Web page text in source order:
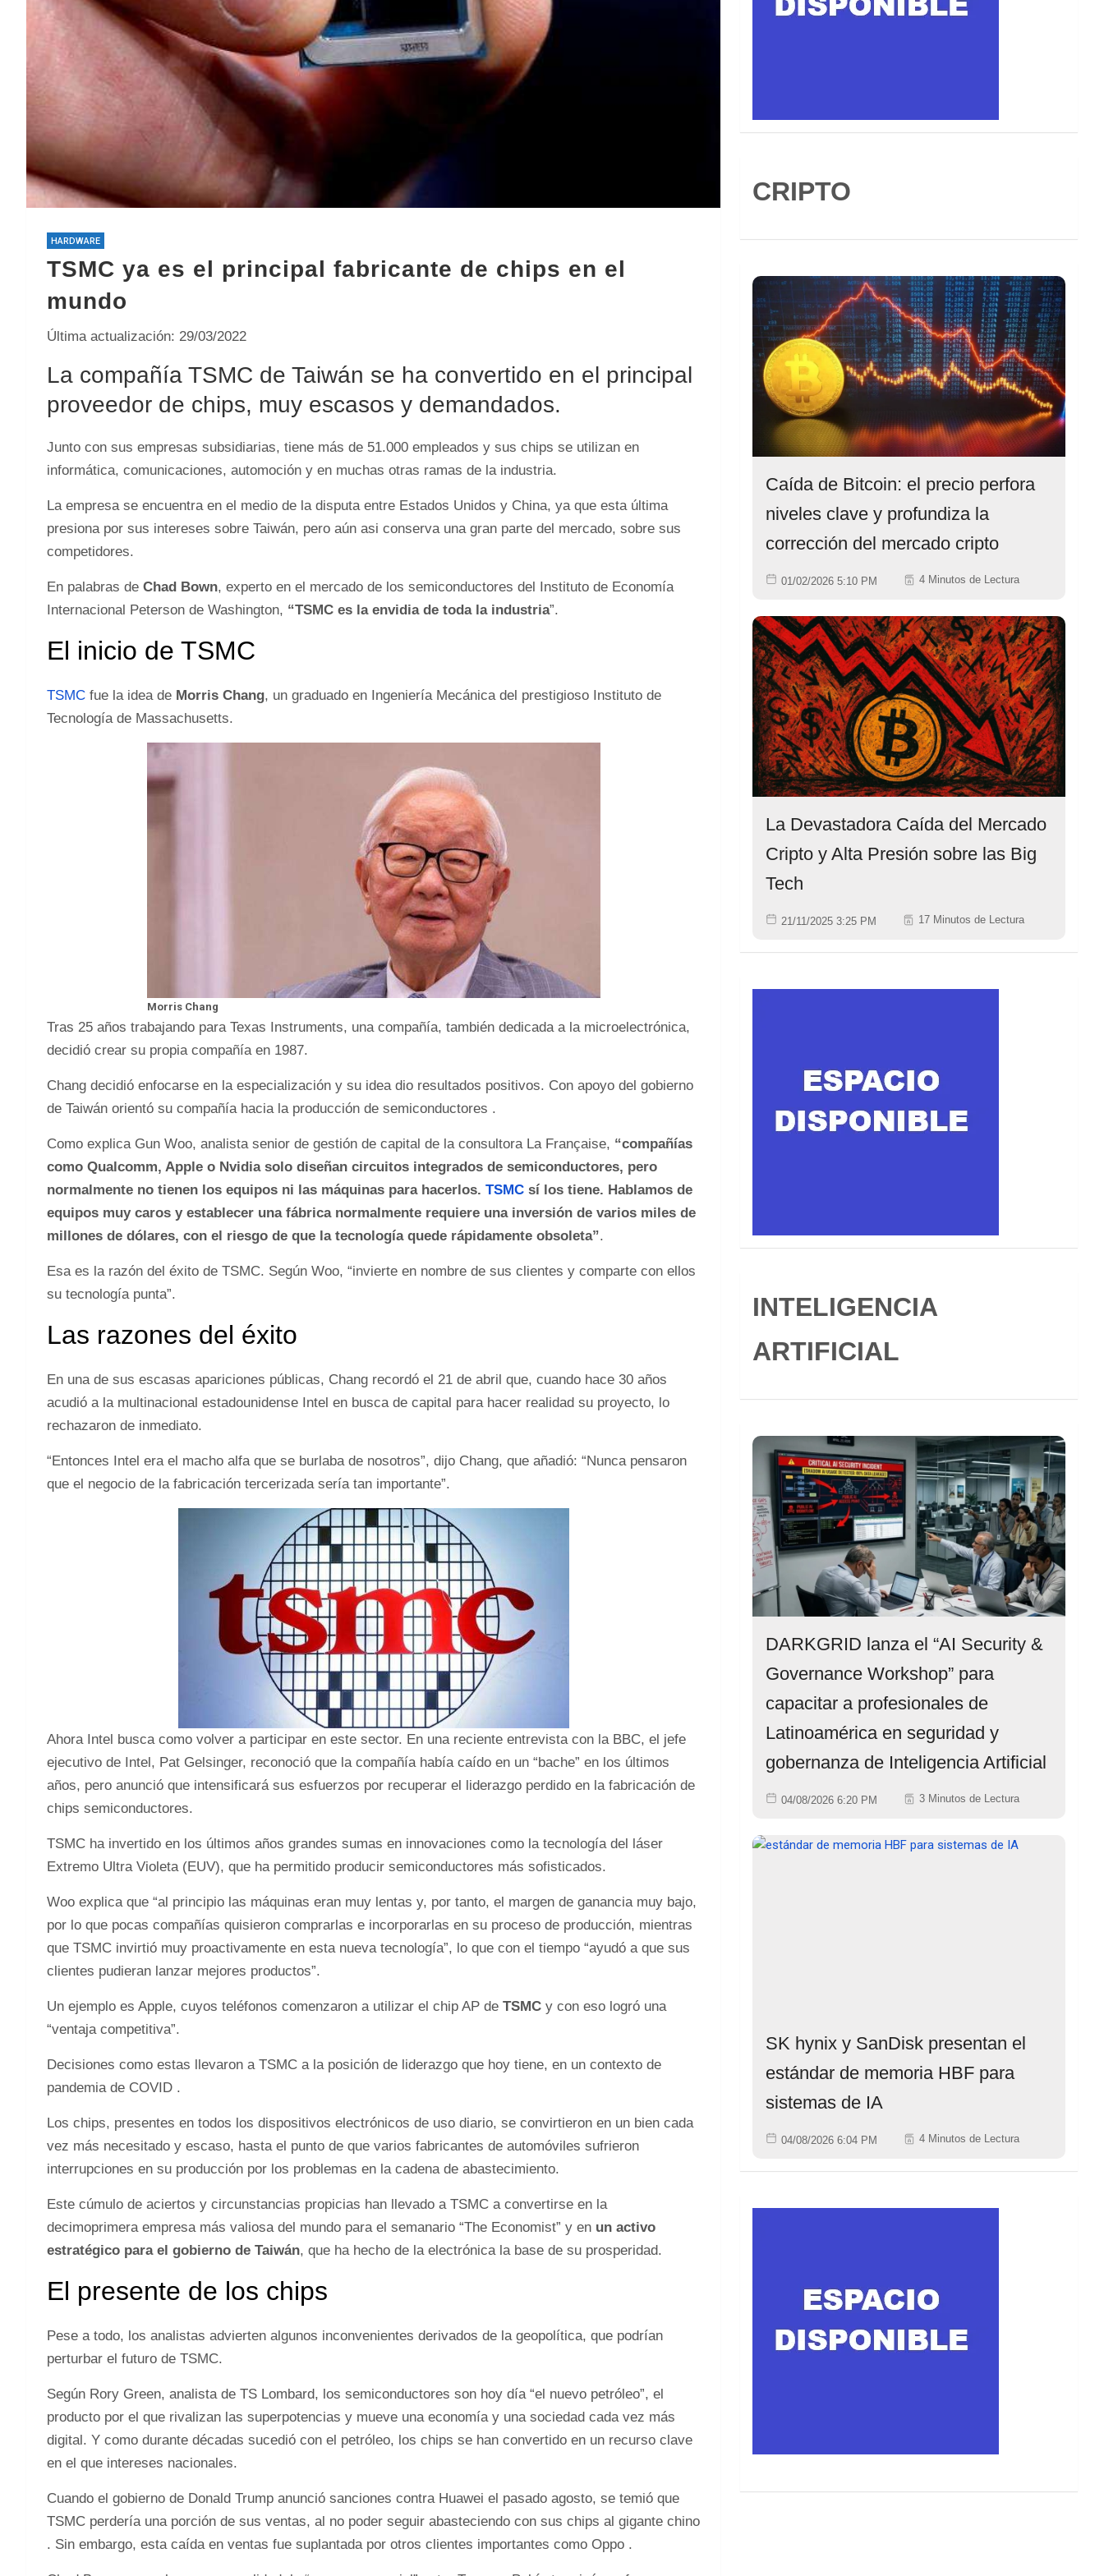
HARDWARE
TSMC ya es el principal fabricante de chips en el
mundo
Última actualización: 29/03/2022
La compañía TSMC de Taiwán se ha convertido en el principal
proveedor de chips, muy escasos y demandados.
Junto con sus empresas subsidiarias, tiene más de 51.000 empleados y sus chips se utilizan en
informática, comunicaciones, automoción y en muchas otras ramas de la industria.
La empresa se encuentra en el medio de la disputa entre Estados Unidos y China, ya que esta última
presiona por sus intereses sobre Taiwán, pero aún asi conserva una gran parte del mercado, sobre sus
competidores.
En palabras de Chad Bown, experto en el mercado de los semiconductores del Instituto de Economía
Internacional Peterson de Washington, “TSMC es la envidia de toda la industria”.
El inicio de TSMC
TSMC fue la idea de Morris Chang, un graduado en Ingeniería Mecánica del prestigioso Instituto de
Tecnología de Massachusetts.
Morris Chang
Tras 25 años trabajando para Texas Instruments, una compañía, también dedicada a la microelectrónica,
decidió crear su propia compañía en 1987.
Chang decidió enfocarse en la especialización y su idea dio resultados positivos. Con apoyo del gobierno
de Taiwán orientó su compañía hacia la producción de semiconductores .
Como explica Gun Woo, analista senior de gestión de capital de la consultora La Française, “compañías
como Qualcomm, Apple o Nvidia solo diseñan circuitos integrados de semiconductores, pero
normalmente no tienen los equipos ni las máquinas para hacerlos. TSMC sí los tiene. Hablamos de
equipos muy caros y establecer una fábrica normalmente requiere una inversión de varios miles de
millones de dólares, con el riesgo de que la tecnología quede rápidamente obsoleta”.
Esa es la razón del éxito de TSMC. Según Woo, “invierte en nombre de sus clientes y comparte con ellos
su tecnología punta”.
Las razones del éxito
En una de sus escasas apariciones públicas, Chang recordó el 21 de abril que, cuando hace 30 años
acudió a la multinacional estadounidense Intel en busca de capital para hacer realidad su proyecto, lo
rechazaron de inmediato.
“Entonces Intel era el macho alfa que se burlaba de nosotros”, dijo Chang, que añadió: “Nunca pensaron
que el negocio de la fabricación tercerizada sería tan importante”.
Ahora Intel busca como volver a participar en este sector. En una reciente entrevista con la BBC, el jefe
ejecutivo de Intel, Pat Gelsinger, reconoció que la compañía había caído en un “bache” en los últimos
años, pero anunció que intensificará sus esfuerzos por recuperar el liderazgo perdido en la fabricación de
chips semiconductores.
TSMC ha invertido en los últimos años grandes sumas en innovaciones como la tecnología del láser
Extremo Ultra Violeta (EUV), que ha permitido producir semiconductores más sofisticados.
Woo explica que “al principio las máquinas eran muy lentas y, por tanto, el margen de ganancia muy bajo,
por lo que pocas compañías quisieron comprarlas e incorporarlas en su proceso de producción, mientras
que TSMC invirtió muy proactivamente en esta nueva tecnología”, lo que con el tiempo “ayudó a que sus
clientes pudieran lanzar mejores productos”.
Un ejemplo es Apple, cuyos teléfonos comenzaron a utilizar el chip AP de TSMC y con eso logró una
“ventaja competitiva”.
Decisiones como estas llevaron a TSMC a la posición de liderazgo que hoy tiene, en un contexto de
pandemia de COVID .
Los chips, presentes en todos los dispositivos electrónicos de uso diario, se convirtieron en un bien cada
vez más necesitado y escaso, hasta el punto de que varios fabricantes de automóviles sufrieron
interrupciones en su producción por los problemas en la cadena de abastecimiento.
Este cúmulo de aciertos y circunstancias propicias han llevado a TSMC a convertirse en la
decimoprimera empresa más valiosa del mundo para el semanario “The Economist” y en un activo
estratégico para el gobierno de Taiwán, que ha hecho de la electrónica la base de su prosperidad.
El presente de los chips
Pese a todo, los analistas advierten algunos inconvenientes derivados de la geopolítica, que podrían
perturbar el futuro de TSMC.
Según Rory Green, analista de TS Lombard, los semiconductores son hoy día “el nuevo petróleo”, el
producto por el que rivalizan las superpotencias y mueve una economía y una sociedad cada vez más
digital. Y como durante décadas sucedió con el petróleo, los chips se han convertido en un recurso clave
en el que intereses nacionales.
Cuando el gobierno de Donald Trump anunció sanciones contra Huawei el pasado agosto, se temió que
TSMC perdería una porción de sus ventas, al no poder seguir abasteciendo con sus chips al gigante chino
. Sin embargo, esta caída en ventas fue suplantada por otros clientes importantes como Oppo .
CRIPTO
Caída de Bitcoin: el precio perfora
niveles clave y profundiza la
corrección del mercado cripto
01/02/2026 5:10 PM 4 Minutos de Lectura
La Devastadora Caída del Mercado
Cripto y Alta Presión sobre las Big
Tech
21/11/2025 3:25 PM 17 Minutos de Lectura
INTELIGENCIA
ARTIFICIAL
DARKGRID lanza el “AI Security &
Governance Workshop” para
capacitar a profesionales de
Latinoamérica en seguridad y
gobernanza de Inteligencia Artificial
04/08/2026 6:20 PM 3 Minutos de Lectura
SK hynix y SanDisk presentan el
estándar de memoria HBF para
sistemas de IA
04/08/2026 6:04 PM 4 Minutos de Lectura